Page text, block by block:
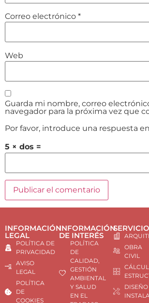
Correo electrónico *
Web
Guarda mi nombre, correo
navegador para la próxima vez que
Por favor, introduce una respuesta
5 × dos =
INFORMACIÓN
LEGAL
POLÍTICA DE
PRIVACIDAD
AVISO
LEGAL
POLÍTICA
DE
COOKIES
INFORMACIÓN
DE INTERÉS
POLÍTICA
DE
CALIDAD,
GESTIÓN
AMBIENTAL
Y SALUD
EN EL
OBRA
CIVIL
DISEÑO